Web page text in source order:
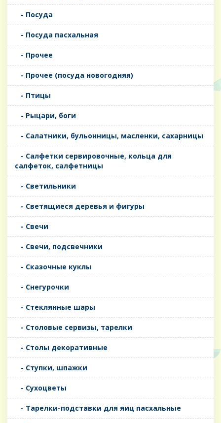
- Посуда
- Посуда пасхальная
- Прочее
- Прочее (посуда новогодняя)
- Птицы
- Рыцари, боги
- Салатники, бульонницы, масленки, сахарницы
- Салфетки сервировочные, кольца для
салфеток, салфетницы
- Светильники
- Светящиеся деревья и фигуры
- Свечи
- Свечи, подсвечники
- Сказочные куклы
- Снегурочки
- Стеклянные шары
- Столовые сервизы, тарелки
- Столы декоративные
- Ступки, шпажки
- Сухоцветы
- Тарелки-подставки для яиц пасхальные